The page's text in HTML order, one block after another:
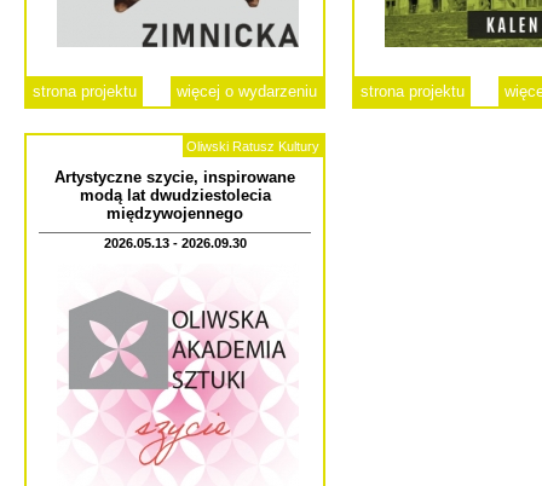
strona projektu więcej o wydarzeniu strona projektu
Oliwski Ratusz Kultury
Artystyczne szycie, inspirowane
modą lat dwudziestolecia
międzywojennego
2026.05.13 - 2026.09.30